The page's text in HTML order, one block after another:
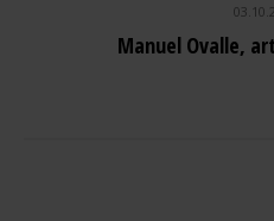
Manuel Ovalle,